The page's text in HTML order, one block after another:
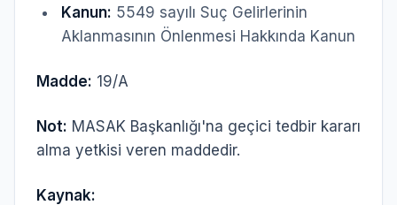
Kanun: 5549 sayılı Suç Gelirlerinin
Aklanmasının Önlenmesi Hakkında Kanun
Madde: 19/A
Not: MASAK Başkanlığı'na geçici tedbir kararı
alma yetkisi veren maddedir.
Kaynak: